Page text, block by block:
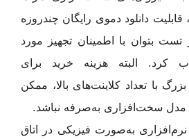
قابلیت دانلود دموی رایگان چند‌روزه
تست بتوان با اطمینان تجهیز مورد
کرد. البته هزینه خرید برای
با تعداد کلاینت‌های بالا، ممکن
سخت‌افزاری به‌صرفه نباشد.
نرم‌افزاری به‌صورت فیزیکی در اتاق